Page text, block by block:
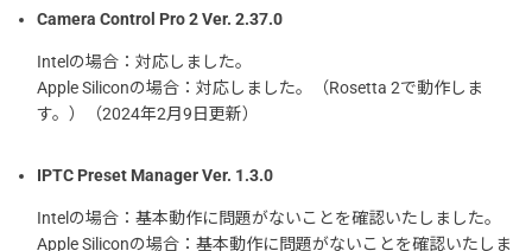
Camera Control Pro 2 Ver. 2.37.0
Intelの場合：対応しました。
Apple Siliconの場合：対応しました。（Rosetta 2で動作しま
す。）（2024年2月9日更新）
IPTC Preset Manager Ver. 1.3.0
Intelの場合：基本動作に問題がないことを確認いたしました。
Apple Siliconの場合：基本動作に問題がないことを確認いたしま